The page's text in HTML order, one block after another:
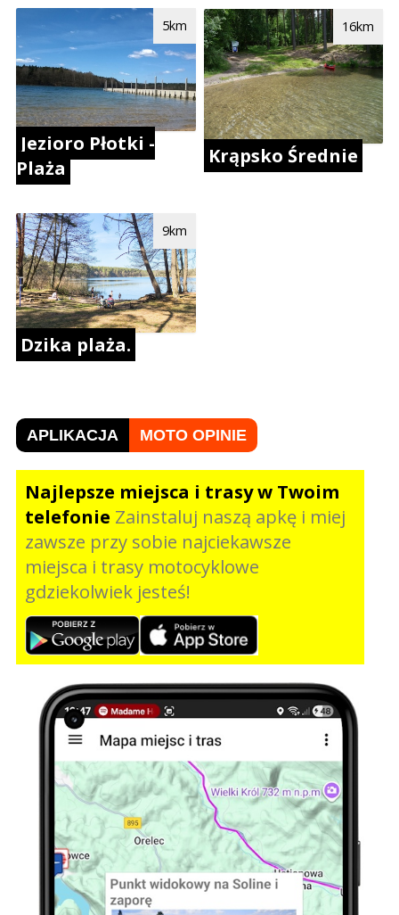
Jezioro Płotki -
Plaża
5km
Dzika plaża.
9km
Krąpsko Średnie
16km
APLIKACJA MOTO OPINIE
Najlepsze miejsca i trasy w Twoim
telefonie Zainstaluj naszą apkę i miej
zawsze przy sobie najciekawsze
miejsca i trasy motocyklowe
gdziekolwiek jesteś!